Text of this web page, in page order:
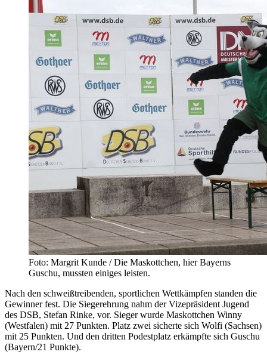
Foto: Margrit Kunde / Die Maskottchen, hier Bayerns
Guschu, mussten einiges leisten.
Nach den schweißtreibenden, sportlichen Wettkämpfen standen die
Gewinner fest. Die Siegerehrung nahm der Vizepräsident Jugend
des DSB, Stefan Rinke, vor. Sieger wurde Maskottchen Winny
(Westfalen) mit 27 Punkten. Platz zwei sicherte sich Wolfi (Sachsen)
mit 25 Punkten. Und den dritten Podestplatz erkämpfte sich Guschu
(Bayern/21 Punkte).